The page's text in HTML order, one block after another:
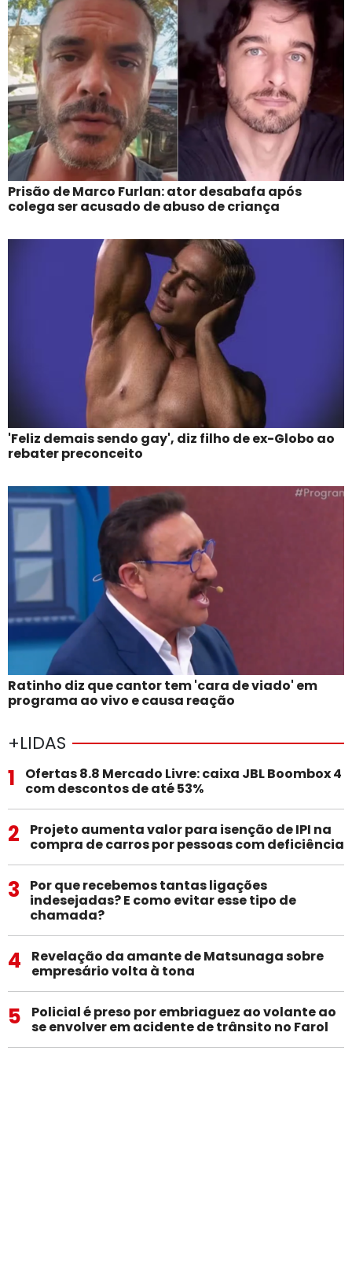
Prisão de Marco Furlan: ator desabafa após
colega ser acusado de abuso de criança
'Feliz demais sendo gay', diz filho de ex-Globo ao
rebater preconceito
Ratinho diz que cantor tem 'cara de viado' em
programa ao vivo e causa reação
+LIDAS
1
Ofertas 8.8 Mercado Livre: caixa JBL Boombox 4
com descontos de até 53%
2
Projeto aumenta valor para isenção de IPI na
compra de carros por pessoas com deficiência
3
Por que recebemos tantas ligações
indesejadas? E como evitar esse tipo de
chamada?
4
Revelação da amante de Matsunaga sobre
empresário volta à tona
5
Policial é preso por embriaguez ao volante ao
se envolver em acidente de trânsito no Farol